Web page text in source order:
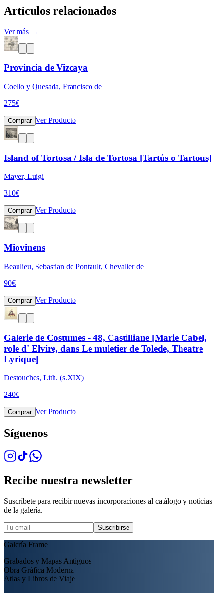
Artículos relacionados
Ver más →
Provincia de Vizcaya
Coello y Quesada, Francisco de
275€
Comprar Ver Producto
Island of Tortosa / Isla de Tortosa [Tartús o Tartous]
Mayer, Luigi
310€
Comprar Ver Producto
Miovinens
Beaulieu, Sebastian de Pontault, Chevalier de
90€
Comprar Ver Producto
Galerie de Costumes - 48, Castilliane [Marie Cabel,
role d' Elvire, dans Le muletier de Tolede, Theatre
Lyrique]
Destouches, Lith. (s.XIX)
240€
Comprar Ver Producto
Síguenos
Recibe nuestra newsletter
Suscríbete para recibir nuevas incorporaciones al catálogo y noticias
de la galería.
Suscribirse
Galería Frame
Grabados y Mapas Antiguos
Obra Gráfica Moderna
Atlas y Libros de Viaje